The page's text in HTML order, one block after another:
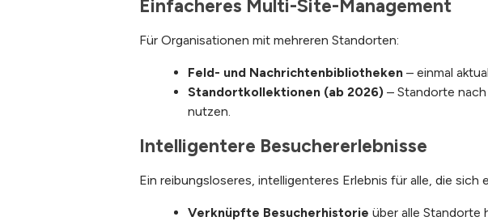
Einfacheres Multi-Site-Management
Für Organisationen mit mehreren Standorten:
Feld- und Nachrichtenbibliotheken – einmal
Standortkollektionen (ab 2026) – Standorte
nutzen.
Intelligentere Besuchererlebnisse
Ein reibungsloseres, intelligenteres Erlebnis für alle, die sich
Verknüpfte Besucherhistorie über alle Standorte